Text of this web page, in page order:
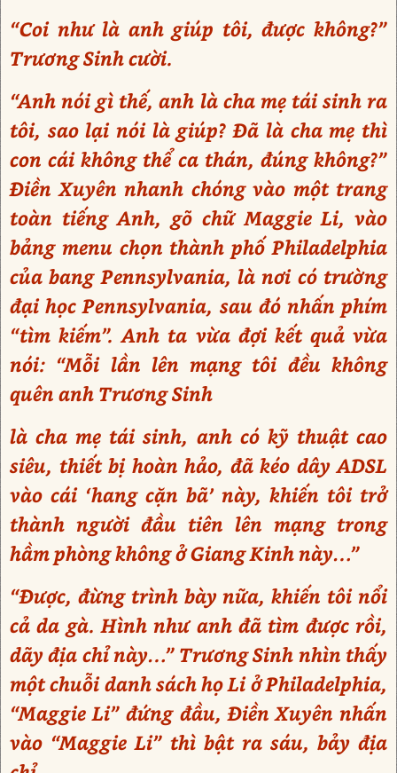
“Coi như là anh giúp tôi, được không?”
Trương Sinh cười.
“Anh nói gì thế, anh là cha mẹ tái sinh ra
tôi, sao lại nói là giúp? Đã là cha mẹ thì
con cái không thể ca thán, đúng không?”
Điền Xuyên nhanh chóng vào một trang
toàn tiếng Anh, gõ chữ Maggie Li, vào
bảng menu chọn thành phố Philadelphia
của bang Pennsylvania, là nơi có trường
đại học Pennsylvania, sau đó nhấn phím
“tìm kiếm”. Anh ta vừa đợi kết quả vừa
nói: “Mỗi lần lên mạng tôi đều không
quên anh Trương Sinh
là cha mẹ tái sinh, anh có kỹ thuật cao
siêu, thiết bị hoàn hảo, đã kéo dây ADSL
vào cái ‘hang cặn bã’ này, khiến tôi trở
thành người đầu tiên lên mạng trong
hầm phòng không ở Giang Kinh này…”
“Được, đừng trình bày nữa, khiến tôi nổi
cả da gà. Hình như anh đã tìm được rồi,
dãy địa chỉ này…” Trương Sinh nhìn thấy
một chuỗi danh sách họ Li ở Philadelphia,
“Maggie Li” đứng đầu, Điền Xuyên nhấn
vào “Maggie Li” thì bật ra sáu, bảy địa